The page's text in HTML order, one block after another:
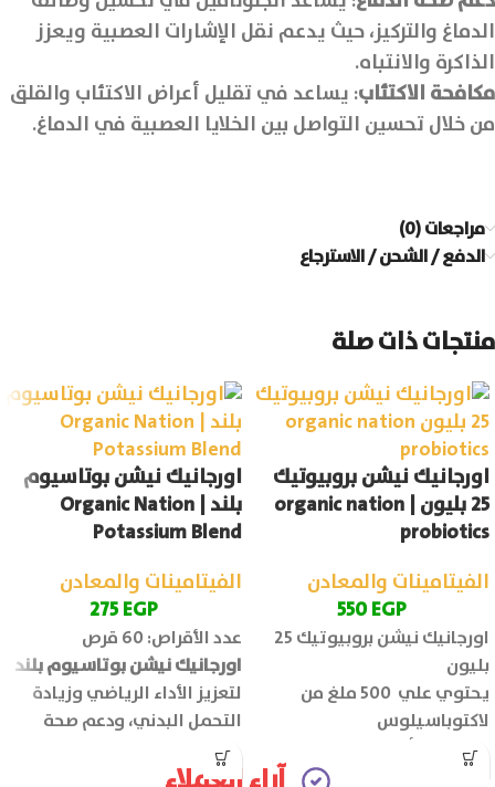
الدماغ والتركيز، حيث يدعم نقل الإشارات العصبية ويعزز
الذاكرة والانتباه.
مكافحة الاكتئاب: يساعد في تقليل أعراض الاكتئاب والقلق
من خلال تحسين التواصل بين الخلايا العصبية في الدماغ.
مراجعات (0)
الدفع / الشحن / الاسترجاع
منتجات ذات صلة
اورجانيك نيشن بروبيوتيك
25 بليون | organic nation
probiotics
الفيتامينات والمعادن
550EGP
اورجانيك نيشن بروبيوتيك 25
بليون
يحتوي علي 500 ملغ من
لاكتوباسيلوس
الإينولين (ألياف البريبايوتك):
100 ملغ
اورجانيك نيشن بوتاسيوم
بلند | Organic Nation
Potassium Blend
الفيتامينات والمعادن
275EGP
عدد الأقراص: 60 قرص
اورجانيك نيشن بوتاسيوم بلند
لتعزيز الأداء الرياضي وزيادة
التحمل البدني، ودعم صحة
العضلات والجهاز العصبي.